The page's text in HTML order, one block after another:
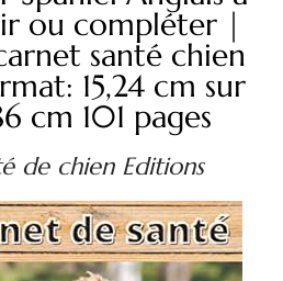
ou compléter |
santé chien
15,24 cm sur
cm 101 pages
de chien Editions